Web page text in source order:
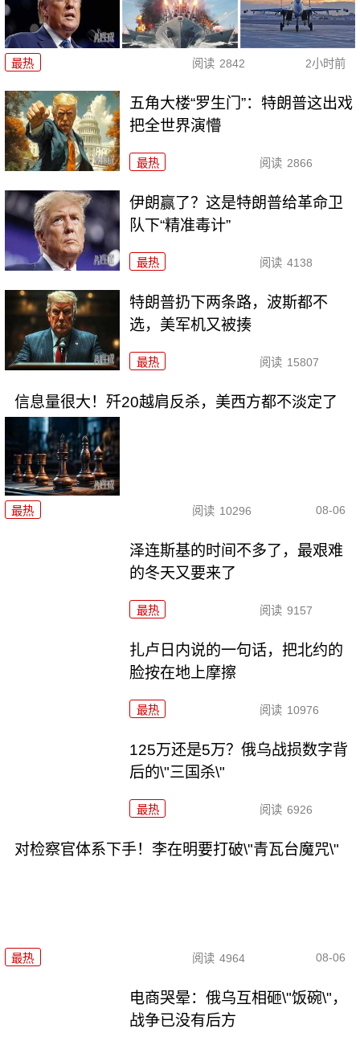
最热 阅读 2842 2小时前
五角大楼“罗生门”：特朗普这出戏
把全世界演懵
最热 阅读 2866
伊朗赢了？这是特朗普给革命卫
队下“精准毒计”
最热 阅读 4138
特朗普扔下两条路，波斯都不
选，美军机又被揍
最热 阅读 15807
信息量很大！歼20越肩反杀，美西方都不淡定了
最热 阅读 10296 08-06
泽连斯基的时间不多了，最艰难
的冬天又要来了
最热 阅读 9157
扎卢日内说的一句话，把北约的
脸按在地上摩擦
最热 阅读 10976
125万还是5万？俄乌战损数字背
后的\"三国杀\"
最热 阅读 6926
对检察官体系下手！李在明要打破\"青瓦台魔咒\"
最热 阅读 4964 08-06
电商哭晕：俄乌互相砸\"饭碗\"，
战争已没有后方